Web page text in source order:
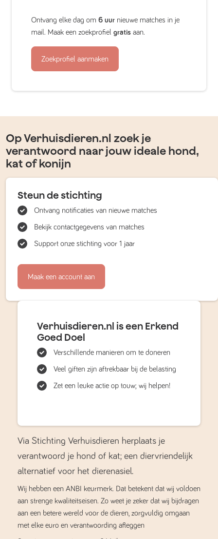
Ontvang elke dag om 6 uur nieuwe matches in je
mail. Maak een zoekprofiel gratis aan.
Zoekprofiel aanmaken
Op Verhuisdieren.nl zoek je
verantwoord naar jouw ideale hond,
kat of konijn
Steun de stichting
Ontvang notificaties van nieuwe matches
Bekijk contactgegevens van matches
Support onze stichting voor 1 jaar
Maak een account aan
Verhuisdieren.nl is een Erkend
Goed Doel
Verschillende manieren om te doneren
Veel giften zijn aftrekbaar bij de belasting
Zet een leuke actie op touw; wij helpen!
Via Stichting Verhuisdieren herplaats je
verantwoord je hond of kat; een diervriendelijk
alternatief voor het dierenasiel.
Wij hebben een ANBI keurmerk. Dat betekent dat wij voldoen
aan strenge kwaliteitseisen. Zo weet je zeker dat wij bijdragen
aan een betere wereld voor de dieren, zorgvuldig omgaan
met elke euro en verantwoording afleggen